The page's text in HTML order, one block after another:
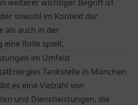
weiterer wichtiger Begriff ist
sowohl im Kontext der
als auch in der
eine Rolle spielt.
im Umfeld
Tankstelle in München
es eine Vielzahl von
und Dienstleistungen, die